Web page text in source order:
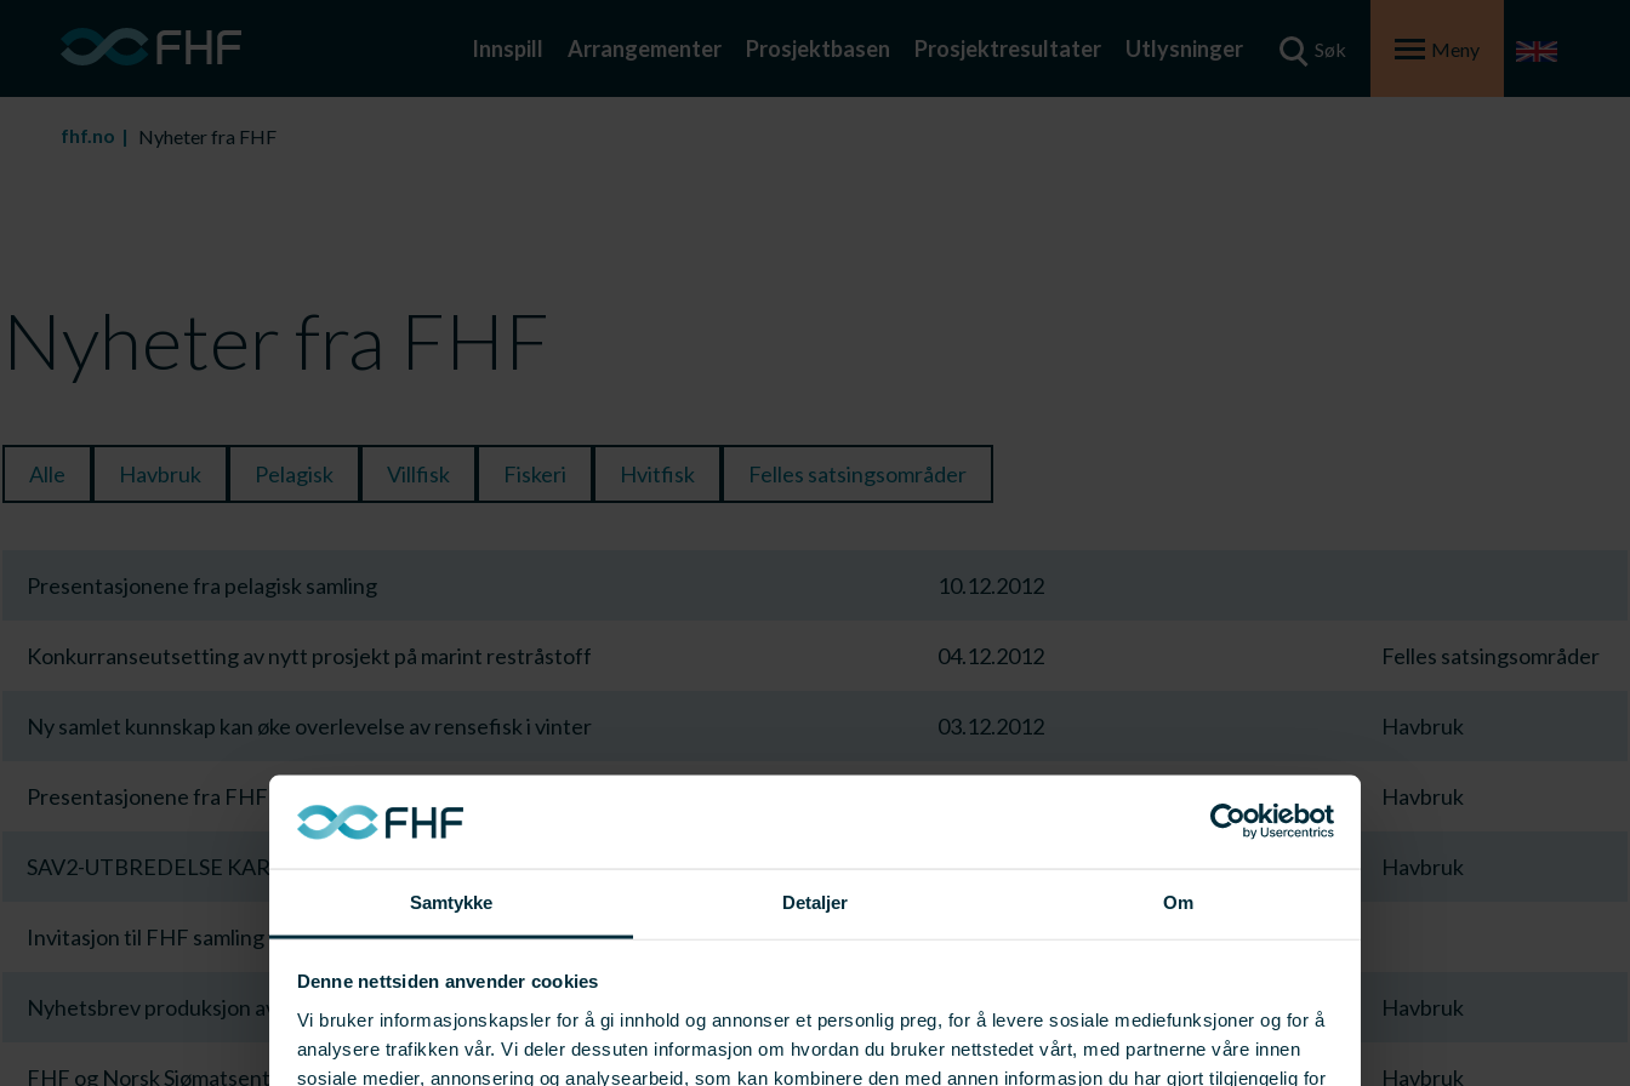
Samtykke Detaljer Om
Denne nettsiden anvender cookies
Vi bruker informasjonskapsler for å gi innhold og annonser et personlig preg, for å levere sosiale mediefunksjoner og for å
analysere trafikken vår. Vi deler dessuten informasjon om hvordan du bruker nettstedet vårt, med partnerne våre innen
sosiale medier, annonsering og analysearbeid, som kan kombinere den med annen informasjon du har gjort tilgjengelig for
Innspill Arrangementer Prosjektbasen Prosjektresultater Utlysninger Søk Meny
fhf.no Nyheter fra FHF
Nyheter fra FHF
Alle Havbruk Pelagisk Villfisk Fiskeri Hvitfisk Felles satsingsområder
Presentasjonene fra pelagisk samling 10.12.2012
Konkurranseutsetting av nytt prosjekt på marint restråstoff 04.12.2012 Felles satsingsområder
Ny samlet kunnskap kan øke overlevelse av rensefisk i vinter 03.12.2012 Havbruk
Presentasjonene fra FHF sin havbrukssamling Havbruk
SAV2-UTBREDELSE KARTLAGT I NYTT FORSKNINGSPROSJEKT Havbruk
Invitasjon til FHF samling for hvitfisk næringen
Nyhetsbrev produksjon av leppefisk er ute 13.11.2012 Havbruk
FHF og Norsk Sjømatsenter inviterer næringen - programmet er klart! 13.11.2012 Havbruk